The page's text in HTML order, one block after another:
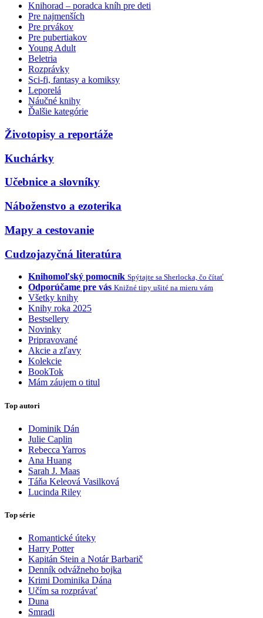
Knihorad – poradca kníh pre deti
Pre najmenších
Pre prvákov
Pre pubertiakov
Young Adult
Beletria
Rozprávky
Sci-fi, fantasy a komiksy
Leporelá
Náučné knihy
Ďalšie kategórie
Životopisy a reportáže
Kuchárky
Učebnice a slovníky
Náboženstvo a ezoterika
Mapy a cestovanie
Cudzojazyčná literatúra
Knihomoľský pomocník Spýtajte sa Sherlocka, čo čítať
Odporúčame pre vás Knižné tipy ušité na mieru vám
Všetky knihy
Knihy roka 2025
Bestsellery
Novinky
Pripravované
Akcie a zľavy
Kolekcie
BookTok
Mám záujem o titul
Top autori
Dominik Dán
Julie Caplin
Rebecca Yarros
Ana Huang
Sarah J. Maas
Táňa Keleová Vasilková
Lucinda Riley
Top série
Romantické úteky
Harry Potter
Kapitán Stein a Notár Barbarič
Denník odvážneho bojka
Krimi Dominika Dána
Učím sa rozprávať
Duna
Smradi